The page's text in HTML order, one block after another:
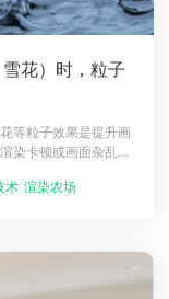
花）时，粒子
等粒子效果是提升画
染卡顿或画面杂乱，
算力支持，瑞云渲染
术 渲染农场